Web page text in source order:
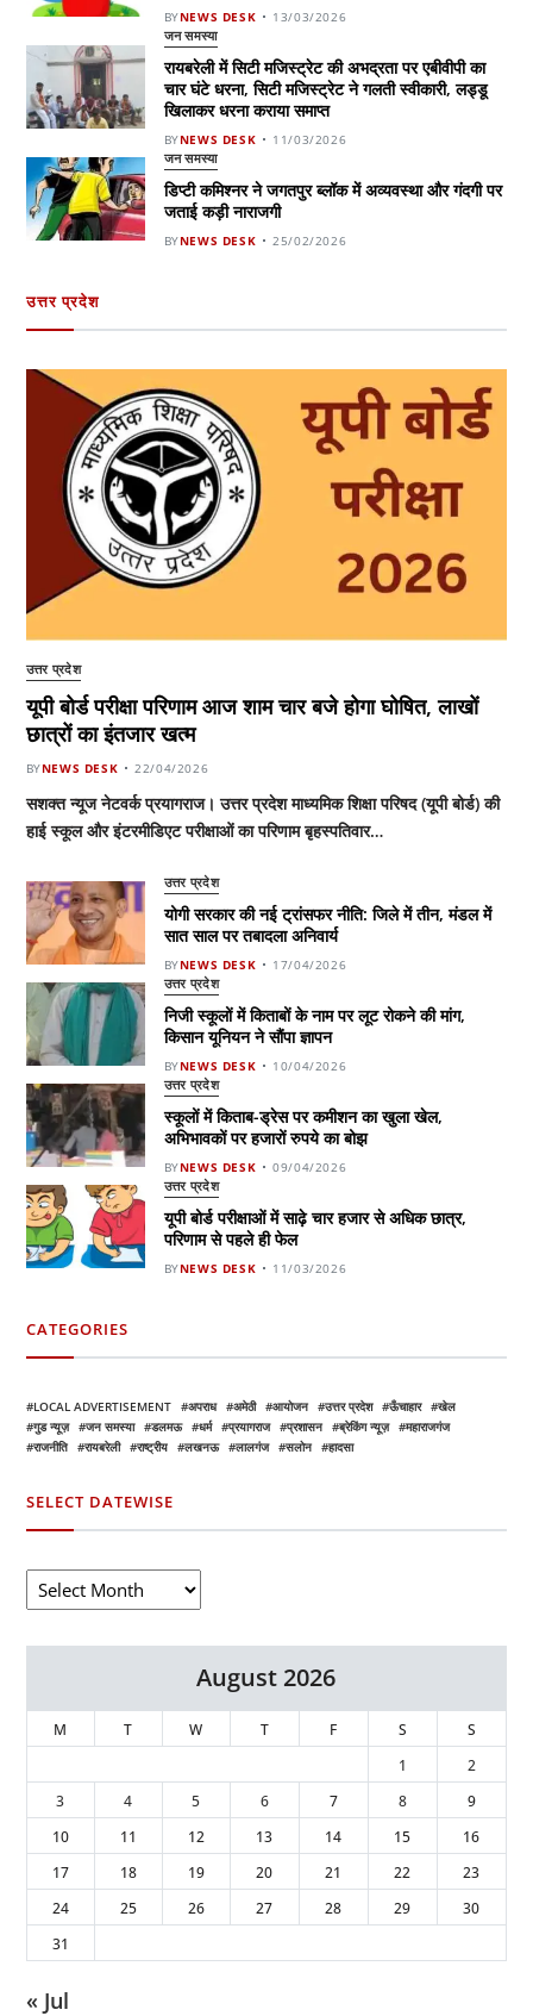
BYNEWS DESK 13/03/2026
जन समस्या
रायबरेली में सिटी मजिस्ट्रेट की अभद्रता पर एबीवीपी का
चार घंटे धरना, सिटी मजिस्ट्रेट ने गलती स्वीकारी, लड्डू
खिलाकर धरना कराया समाप्त
BYNEWS DESK 11/03/2026
जन समस्या
डिप्टी कमिश्नर ने जगतपुर ब्लॉक में अव्यवस्था और गंदगी पर
जताई कड़ी नाराजगी
BYNEWS DESK 25/02/2026
उत्तर प्रदेश
उत्तर प्रदेश
यूपी बोर्ड परीक्षा परिणाम आज शाम चार बजे होगा घोषित, लाखों
छात्रों का इंतजार खत्म
BYNEWS DESK 22/04/2026
सशक्त न्यूज नेटवर्क प्रयागराज। उत्तर प्रदेश माध्यमिक शिक्षा परिषद (यूपी बोर्ड) की
हाई स्कूल और इंटरमीडिएट परीक्षाओं का परिणाम बृहस्पतिवार…
उत्तर प्रदेश
योगी सरकार की नई ट्रांसफर नीति: जिले में तीन, मंडल में
सात साल पर तबादला अनिवार्य
BYNEWS DESK 17/04/2026
उत्तर प्रदेश
निजी स्कूलों में किताबों के नाम पर लूट रोकने की मांग,
किसान यूनियन ने सौंपा ज्ञापन
BYNEWS DESK 10/04/2026
उत्तर प्रदेश
स्कूलों में किताब-ड्रेस पर कमीशन का खुला खेल,
अभिभावकों पर हजारों रुपये का बोझ
BYNEWS DESK 09/04/2026
उत्तर प्रदेश
यूपी बोर्ड परीक्षाओं में साढ़े चार हजार से अधिक छात्र,
परिणाम से पहले ही फेल
BYNEWS DESK 11/03/2026
CATEGORIES
LOCAL ADVERTISEMENT अपराध अमेठी आयोजन उत्तर प्रदेश ऊँचाहार
खेल
गुड न्यूज़
जन समस्या डलमऊ धर्म प्रयागराज प्रशासन ब्रेकिंग न्यूज़
महाराजगंज
राजनीति
रायबरेली राष्ट्रीय लखनऊ लालगंज सलोन हादसा
SELECT DATEWISE
August 2026
M T W T F S
S
1
2
3
4 5 6 7 8
9
10
11 12 13 14 15
16
17
18 19 20 21 22
23
24
25 26 27 28 29
30
31
« Jul